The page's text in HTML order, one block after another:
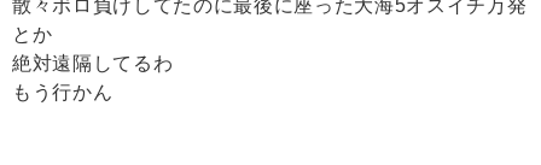
散々ボロ負けしてたのに最後に座った大海5オスイチ万発
とか
絶対遠隔してるわ
もう行かん